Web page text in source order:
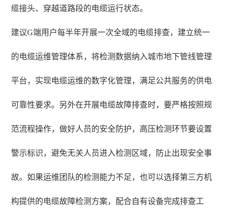
缆接头、穿越道路段的电缆运行状态。
建议G端用户每半年开展一次全域的电缆排查，建立统一
的电缆运维管理体系，将检测数据纳入城市地下管线管理
平台，实现电缆运维的数字化管理，满足公共服务的供电
可靠性要求。另外在开展电缆故障排查时，要严格按照规
范流程操作，做好人员的安全防护，高压检测环节要设置
警示标识，避免无关人员进入检测区域，防止出现安全事
故。如果运维团队的检测能力不足，也可以选择第三方机
构提供的电缆故障检测方案，配合自有设备完成排查工